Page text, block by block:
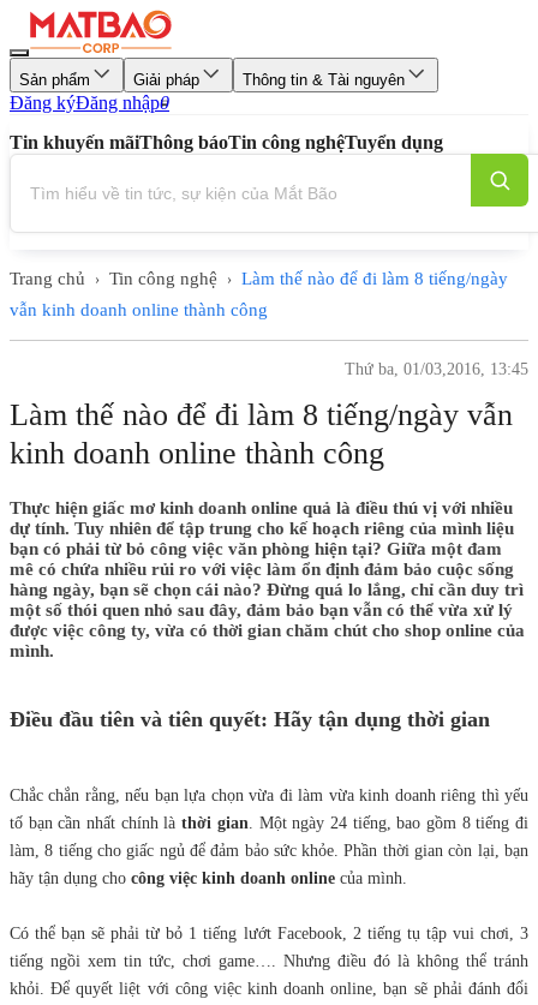
Sản phẩm Giải pháp Thông tin & Tài nguyên
Đăng kýĐăng nhập0
Tin khuyến mãiThông báoTin công nghệTuyển dụng
Trang chủ › Tin công nghệ › Làm thế nào để đi làm 8 tiếng/ngày
vẫn kinh doanh online thành công
Thứ ba, 01/03,2016, 13:45
Làm thế nào để đi làm 8 tiếng/ngày vẫn
kinh doanh online thành công
Thực hiện giấc mơ kinh doanh online quả là điều thú vị với nhiều
dự tính. Tuy nhiên để tập trung cho kế hoạch riêng của mình liệu
bạn có phải từ bỏ công việc văn phòng hiện tại? Giữa một đam
mê có chứa nhiều rủi ro với việc làm ổn định đảm bảo cuộc sống
hàng ngày, bạn sẽ chọn cái nào? Đừng quá lo lắng, chỉ cần duy trì
một số thói quen nhỏ sau đây, đảm bảo bạn vẫn có thể vừa xử lý
được việc công ty, vừa có thời gian chăm chút cho shop online của
mình.
Điều đầu tiên và tiên quyết: Hãy tận dụng thời gian
Chắc chắn rằng, nếu bạn lựa chọn vừa đi làm vừa kinh doanh riêng thì yếu
tố bạn cần nhất chính làthời gian. Một ngày 24 tiếng, bao gồm 8 tiếng đi
làm, 8 tiếng cho giấc ngủ để đảm bảo sức khỏe. Phần thời gian còn lại, bạn
hãy tận dụng cho công việc kinh doanh online của mình.
Có thể bạn sẽ phải từ bỏ 1 tiếng lướt Facebook, 2 tiếng tụ tập vui chơi, 3
tiếng ngồi xem tin tức, chơi game…. Nhưng điều đó là không thể tránh
khỏi. Để quyết liệt với công việc kinh doanh online, bạn sẽ phải đánh đổi